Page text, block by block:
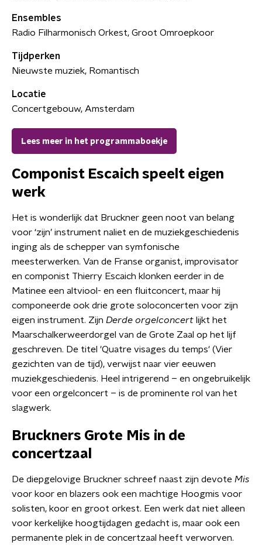
Ensembles
Radio Filharmonisch Orkest, Groot Omroepkoor
Tijdperken
Nieuwste muziek, Romantisch
Locatie
Concertgebouw, Amsterdam
Lees meer in het programmaboekje
Componist Escaich speelt eigen
werk
Het is wonderlijk dat Bruckner geen noot van belang
voor ‘zijn’ instrument naliet en de muziekgeschiedenis
inging als de schepper van symfonische
meesterwerken. Van de Franse organist, improvisator
en componist Thierry Escaich klonken eerder in de
Matinee een altviool- en een fluitconcert, maar hij
componeerde ook drie grote soloconcerten voor zijn
eigen instrument. Zijn Derde orgelconcert lijkt het
Maarschalkerweerdorgel van de Grote Zaal op het lijf
geschreven. De titel 'Quatre visages du temps' (Vier
gezichten van de tijd), verwijst naar vier eeuwen
muziekgeschiedenis. Heel intrigerend – en ongebruikelijk
voor een orgelconcert – is de prominente rol van het
slagwerk.
Bruckners Grote Mis in de
concertzaal
De diepgelovige Bruckner schreef naast zijn devote Mis
voor koor en blazers ook een machtige Hoogmis voor
solisten, koor en groot orkest. Een werk dat niet alleen
voor kerkelijke hoogtijdagen gedacht is, maar ook een
permanente plek in de concertzaal heeft verworven.